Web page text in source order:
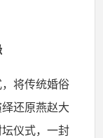
将传统婚俗
还原燕赵大
仪式，一封